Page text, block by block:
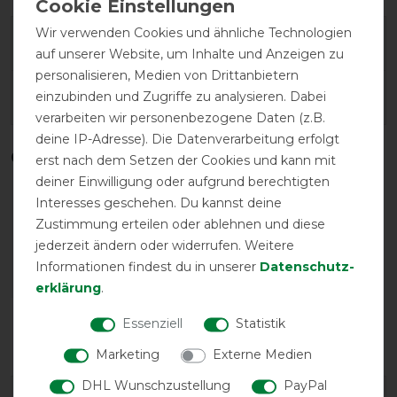
Herstellergarantie
Qualitätsstufen
Reißfestigkeit Wasserdichtigkeit
Wir verwenden Cookies und ähnliche Technologien
auf unserer Website, um Inhalte und Anzeigen zu
personalisieren, Medien von Drittanbietern
einzubinden und Zugriffe zu analysieren. Dabei
verarbeiten wir personenbezogene Daten (z.B.
deine IP-Adresse). Die Datenverarbeitung erfolgt
erst nach dem Setzen der Cookies und kann mit
deiner Einwilligung oder aufgrund berechtigten
Interesses geschehen. Du kannst deine
Zustimmung erteilen oder ablehnen und diese
jederzeit ändern oder widerrufen. Weitere
Informationen findest du in unserer Daten­schutz­
erklärung.
Essenziell
Statistik
Marketing
Externe Medien
DHL Wunschzustellung
PayPal